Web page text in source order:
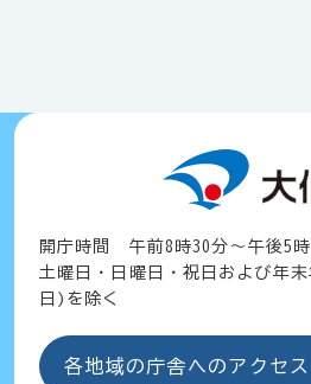
開庁時間 午前8時30分～午後5時
土曜日・日曜日・祝日および年
日)を除く
各地域の庁舎へのアクセス